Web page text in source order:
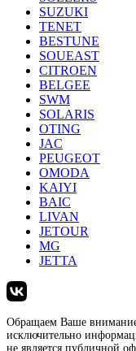
SUZUKI
TENET
BESTUNE
SOUEAST
CITROEN
BELGEE
SWM
SOLARIS
OTING
JAC
PEUGEOT
OMODA
KAIYI
BAIC
LIVAN
JETOUR
MG
JETTA
Обращаем Ваше
исключительно
не является публичной